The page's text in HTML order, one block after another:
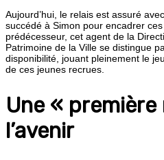
Aujourd’hui, le relais est assuré
succédé à Simon pour encadrer
prédécesseur, cet agent de la
Patrimoine de la Ville se distingue
disponibilité, jouant pleinement le
de ces jeunes recrues.
Une «
l’avenir